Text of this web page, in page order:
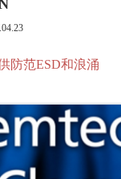
防范ESD和浪涌